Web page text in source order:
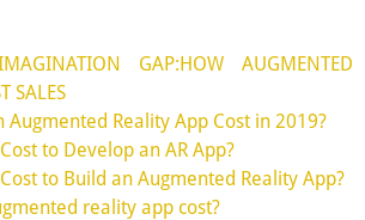
GAP:HOW AUGMENTED
SALES
Augmented Reality App Cost in 2019?
to Develop an AR App?
to Build an Augmented Reality App?
reality app cost?